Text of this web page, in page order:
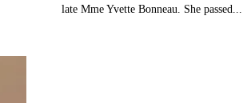
late Mme Yvette Bonneau. She passed...